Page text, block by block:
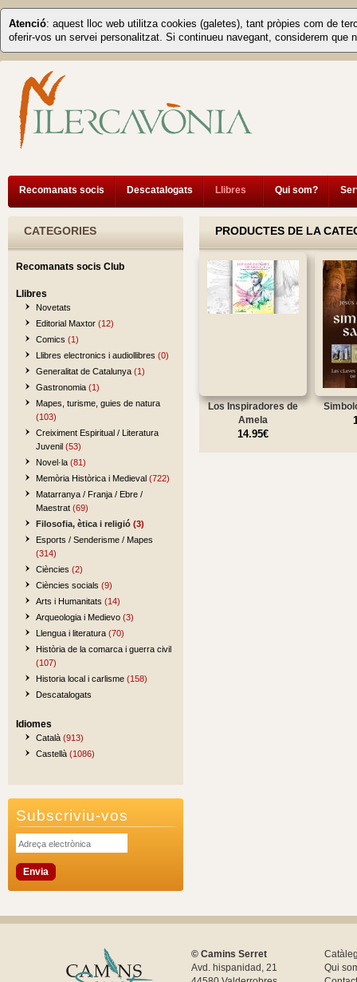
Atenció: aquest lloc web utilitza cookies (galetes), tant pròpies com de
oferir-vos un servei personalitzat. Si continueu navegant, considerem que
Recomanats socis Descatalogats Llibres Qui som?
CATEGORIES
Recomanats socis Club
Llibres
Novetats
Editorial Maxtor (12)
Comics (1)
Llibres electronics i audiollibres (0)
Generalitat de Catalunya (1)
Gastronomia (1)
Mapes, turisme, guies de natura
(103)
Creiximent Espiritual / Literatura
Juvenil (53)
Novel·la (81)
Memòria Històrica i Medieval (722)
Matarranya / Franja / Ebre /
Maestrat (69)
Filosofia, ètica i religió (3)
Esports / Senderisme / Mapes
(314)
Ciències (2)
Ciències socials (9)
Arts i Humanitats (14)
Arqueologia i Medievo (3)
Llengua i literatura (70)
Història de la comarca i guerra civil
(107)
Historia local i carlisme (158)
Descatalogats
Idiomes
Català (913)
Castellà (1086)
Subscriviu-vos
PRODUCTES DE LA
Los Inspiradores de
Amela
14.95€
© Camins Serret
Avd. hispanidad, 21
Qui